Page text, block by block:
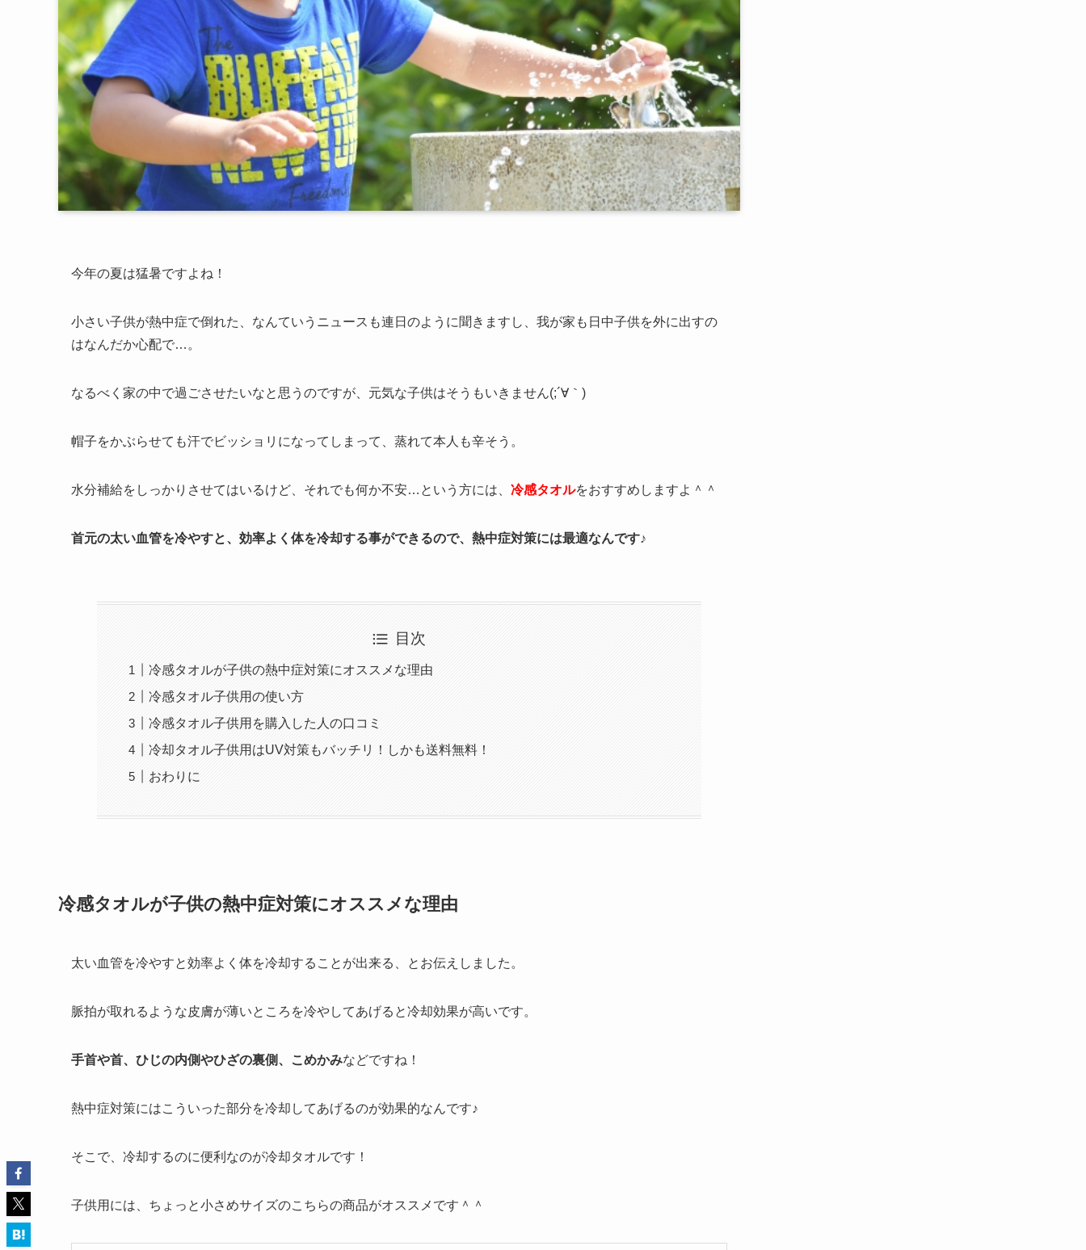
今年の夏は猛暑ですよね！
小さい子供が熱中症で倒れた、なんていうニュースも連日のように聞きますし、我が家も日中子供を外に出すの
はなんだか心配で…。
なるべく家の中で過ごさせたいなと思うのですが、元気な子供はそうもいきません(;´∀｀)
帽子をかぶらせても汗でビッショリになってしまって、蒸れて本人も辛そう。
水分補給をしっかりさせてはいるけど、それでも何か不安…という方には、 冷感タオルをおすすめしますよ＾＾
首元の太い血管を冷やすと、効率よく体を冷却する事ができるので、熱中症対策には最適なんです♪
目次
冷感タオルが子供の熱中症対策にオススメな理由
冷感タオル子供用の使い方
冷感タオル子供用を購入した人の口コミ
冷却タオル子供用はUV対策もバッチリ！しかも送料無料！
おわりに
冷感タオルが子供の熱中症対策にオススメな理由
太い血管を冷やすと効率よく体を冷却することが出来る、とお伝えしました。
脈拍が取れるような皮膚が薄いところを冷やしてあげると冷却効果が高いです。
手首や首、ひじの内側やひざの裏側、こめかみなどですね！
熱中症対策にはこういった部分を冷却してあげるのが効果的なんです♪
そこで、冷却するのに便利なのが冷却タオルです！
子供用には、ちょっと小さめサイズのこちらの商品がオススメです＾＾